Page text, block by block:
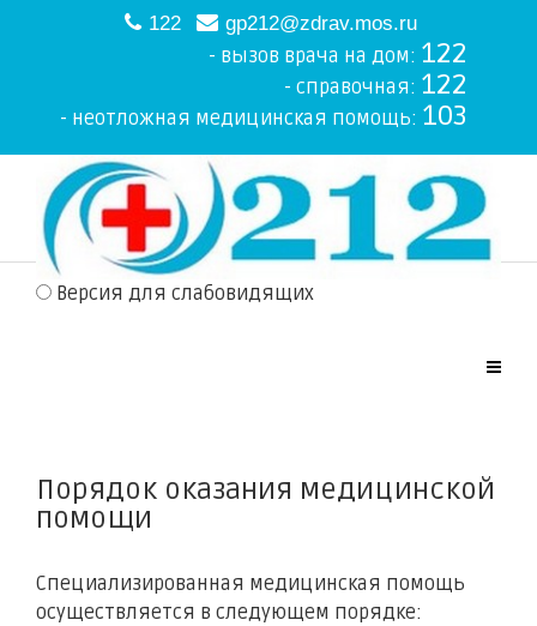
122 gp212@zdrav.mos.ru
- вызов врача на дом: 122
- справочная: 122
- неотложная медицинская помощь: 103
Версия для слабовидящих
Порядок оказания медицинской
помощи
Специализированная медицинская помощь
осуществляется в следующем порядке: